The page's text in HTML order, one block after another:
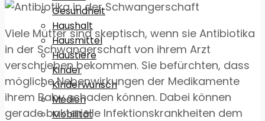
Gesundheit
Haushalt
Hausmittel
Haustiere
Kinder
Kinderwunsch
Medien
Mobilität
Viele Mütter sind skeptisch, wenn sie Antibiotika
in der Schwangerschaft von ihrem Arzt
verschrieben bekommen. Sie befürchten, dass
mögliche Nebenwirkungen der Medikamente
ihrem Baby schaden können. Dabei können
gerade bakterielle Infektionskrankheiten dem